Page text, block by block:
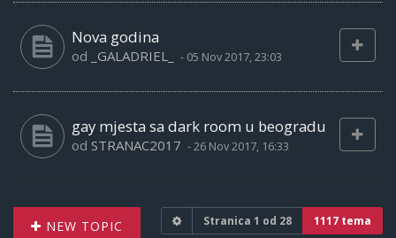
Nova godina
od _GALADRIEL_ - 05 Nov 2017, 23:03
gay mjesta sa dark room u beogradu
od STRANAC2017 -26 Nov 2017, 16:33
NEW TOPIC Stranica 1 od 28 1117 tema